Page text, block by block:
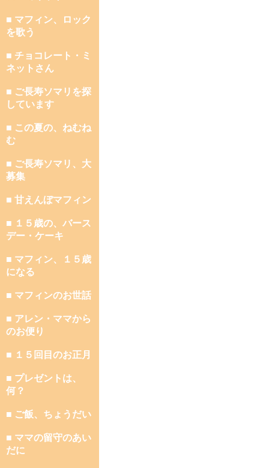
■ マフィン、ロック
を歌う
■ チョコレート・ミ
ネットさん
■ ご長寿ソマリを探
しています
■ この夏の、ねむね
む
■ ご長寿ソマリ、大
募集
■ 甘えんぼマフィン
■ １５歳の、バース
デー・ケーキ
■ マフィン、１５歳
になる
■ マフィンのお世話
■ アレン・ママから
のお便り
■ １５回目のお正月
■ プレゼントは、
何？
■ ご飯、ちょうだい
■ ママの留守のあい
だに